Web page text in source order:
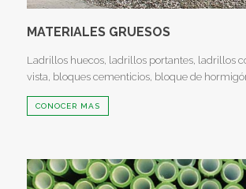
MATERIALES GRUESOS
Ladrillos huecos, ladrillos portantes, ladrillos
vista, bloques cementicios, bloque de
CONOCER MAS